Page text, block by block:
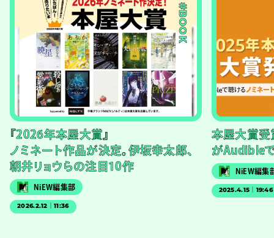
#BOOK
『2026年本屋大賞』
ノミネート作品が決定。伊坂幸太郎、
朝井リョウらの注目10作
NiEW編集部
2026.2.12｜11:36
本屋大賞受
がAudibleで
NiEW編集
2025.4.15｜19:46